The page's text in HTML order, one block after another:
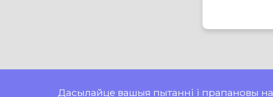
Дасылайце вашыя пытанні і прапановы на